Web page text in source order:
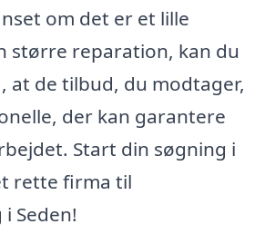
om det er et lille
større reparation, kan du
at de tilbud, du modtager,
der kan garantere
Start din søgning i
rette firma til
Seden!